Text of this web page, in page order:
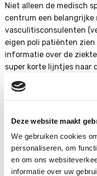
Deze website maakt
We gebruiken cookies
personaliseren, om
en om ons
informatie over uw
Niet alleen de medisch
centrum een
vasculitisconsulenten
eigen poli patiënten
informatie over de
super korte lijntjes naar
ervoor zorgt dat de
altijd snel binnen bereik
enquête blijkt dat
Geen wonder dat die
wonder dat wij als